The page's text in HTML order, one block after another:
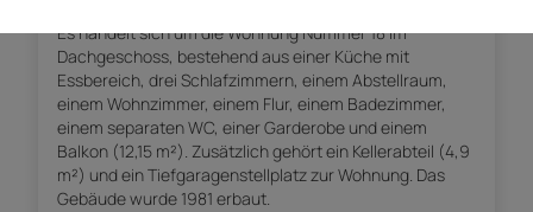
Es handelt sich um die Wohnung Nummer 18 im
Dachgeschoss, bestehend aus einer Küche mit
Essbereich, drei Schlafzimmern, einem Abstellraum,
einem Wohnzimmer, einem Flur, einem Badezimmer,
einem separaten WC, einer Garderobe und einem
Balkon (12,15 m²). Zusätzlich gehört ein Kellerabteil (4,9
m²) und ein Tiefgaragenstellplatz zur Wohnung. Das
Gebäude wurde 1981 erbaut.